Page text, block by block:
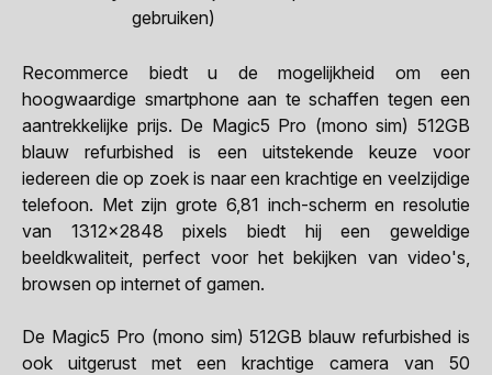
gebruiken)
Recommerce biedt u de mogelijkheid om een
hoogwaardige smartphone aan te schaffen tegen een
aantrekkelijke prijs. De Magic5 Pro (mono sim) 512GB
blauw refurbished is een uitstekende keuze voor
iedereen die op zoek is naar een krachtige en veelzijdige
telefoon. Met zijn grote 6,81 inch-scherm en resolutie
van 1312x2848 pixels biedt hij een geweldige
beeldkwaliteit, perfect voor het bekijken van video's,
browsen op internet of gamen.
De Magic5 Pro (mono sim) 512GB blauw refurbished is
ook uitgerust met een krachtige camera van 50